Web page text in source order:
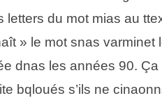
letetrs du mot mias au
» le mot snas vaenirmt
dans les années 90. Ça
bqloués s’ils ne